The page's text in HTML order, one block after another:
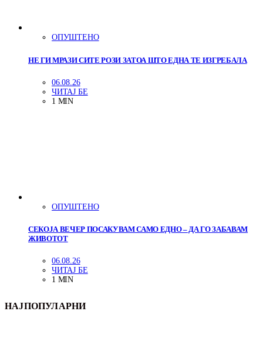
ОПУШТЕНО
НЕ ГИ МРАЗИ СИТЕ РОЗИ ЗАТОА ШТО ЕДНА ТЕ ИЗГРЕБАЛА
06.08.26
ЧИТАЈ БЕ
1 MIN
ОПУШТЕНО
СЕКОЈА ВЕЧЕР ПОСАКУВАМ САМО ЕДНО – ДА ГО ЗАБАВАМ
ЖИВОТОТ
06.08.26
ЧИТАЈ БЕ
1 MIN
НАЈПОПУЛАРНИ